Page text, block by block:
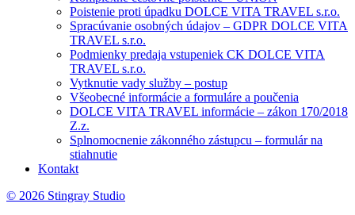
Poistenie proti úpadku DOLCE VITA TRAVEL s.r.o.
Spracúvanie osobných údajov – GDPR DOLCE VITA
TRAVEL s.r.o.
Podmienky predaja vstupeniek CK DOLCE VITA
TRAVEL s.r.o.
Vytknutie vady služby – postup
Všeobecné informácie a formuláre a poučenia
DOLCE VITA TRAVEL informácie – zákon 170/2018
Z.z.
Splnomocnenie zákonného zástupcu – formulár na
stiahnutie
Kontakt
© 2026 Stingray Studio